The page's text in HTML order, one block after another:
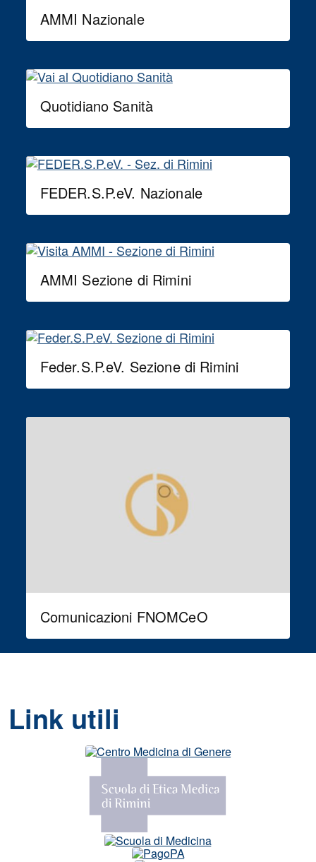
AMMI Nazionale
Quotidiano Sanità
FEDER.S.P.eV. Nazionale
AMMI Sezione di Rimini
Feder.S.P.eV. Sezione di Rimini
Comunicazioni FNOMCeO
Link utili